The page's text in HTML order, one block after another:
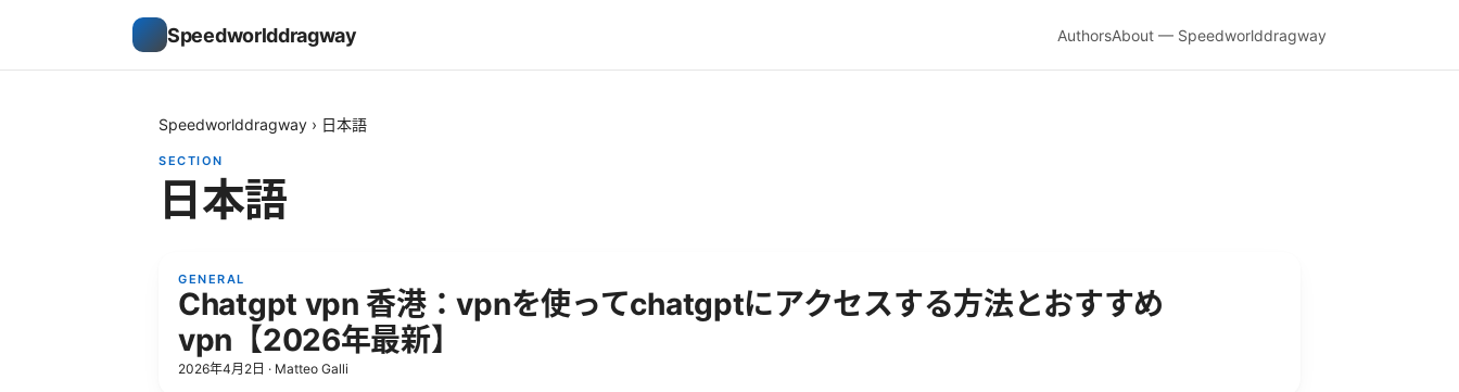
Speedworlddragway AuthorsAbout — Speedworlddragway
Speedworlddragway › 日本語
SECTION
日本語
GENERAL
Chatgpt vpn 香港：vpnを使ってchatgptにアクセスする方法とおすすめ
vpn【2026年最新】
2026年4月2日 · Matteo Galli